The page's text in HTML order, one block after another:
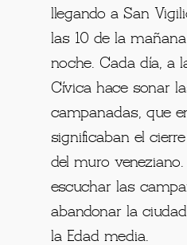
llegando a San
las 10 de la
noche. Cada día, a
Cívica hace sonar
campanadas, que
significaban el
del muro veneziano.
escuchar las
abandonar la
la Edad media.